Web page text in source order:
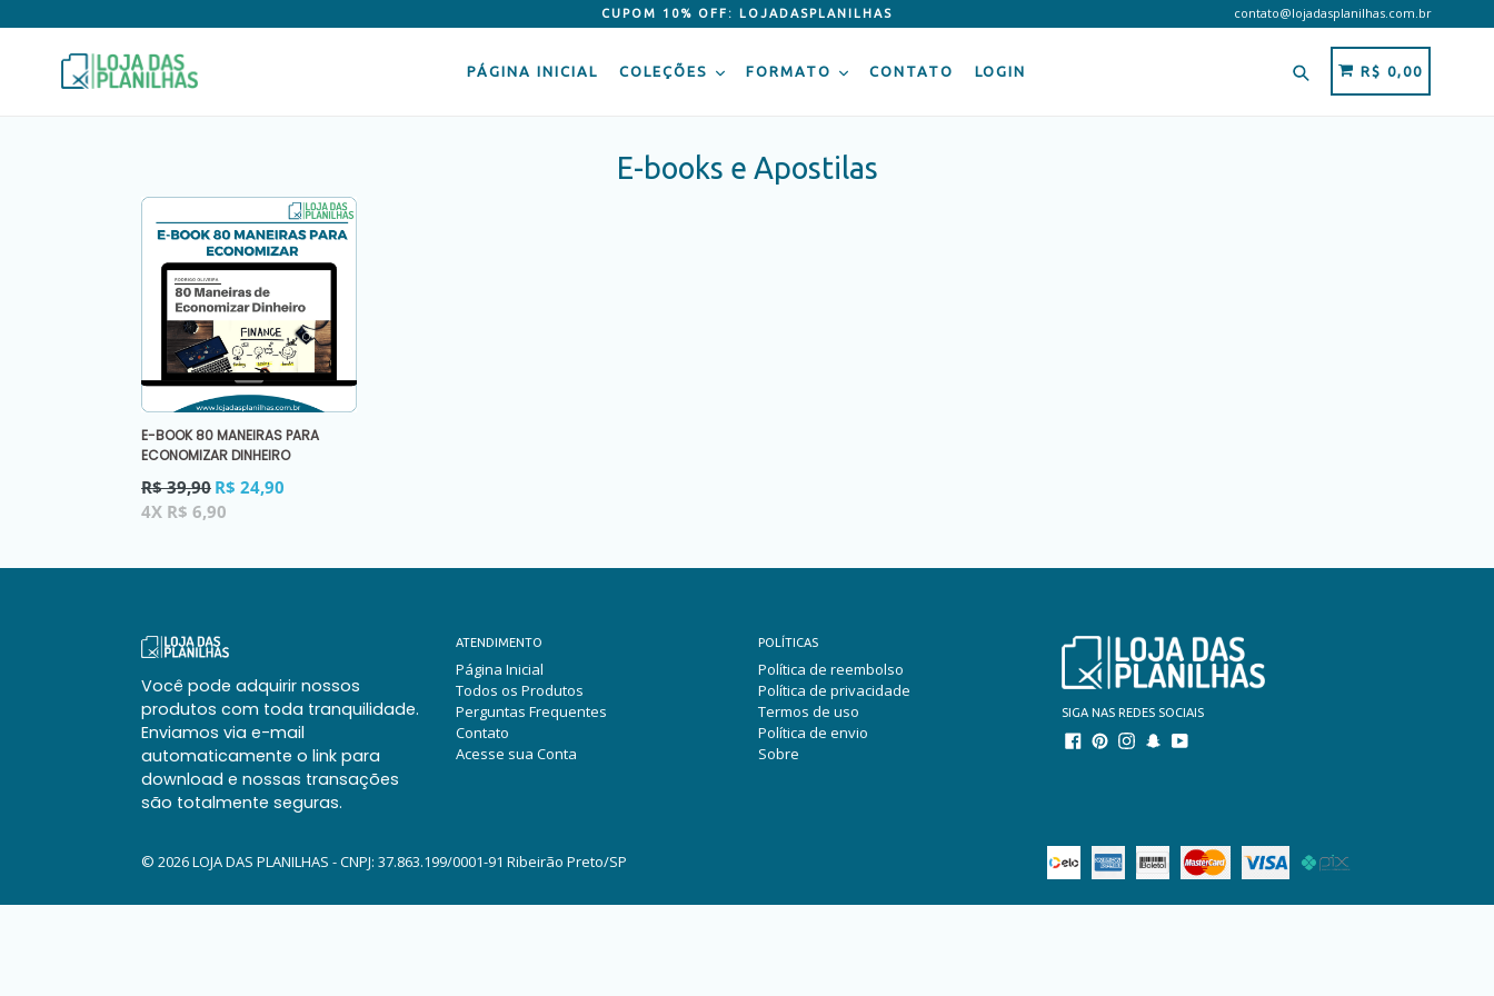
para
CUPOM 10% OFF: LOJADASPLANILHAS contato@lojadasplanilhas.com.br
PÁGINA INICIAL COLEÇÕES FORMATO CONTATO LOGIN PesquisarCARRINHO
CARRINHO
R$ 0,00
E-books e Apostilas
E-BOOK 80 MANEIRAS PARA
ECONOMIZAR DINHEIRO
Preço
normal
R$ 39,90 R$ 24,90
4X R$ 6,90
Você pode adquirir nossos
produtos com toda tranquilidade.
Enviamos via e-mail
automaticamente o link para
download e nossas transações
são totalmente seguras.
ATENDIMENTO
Página Inicial
Todos os Produtos
Perguntas Frequentes
Contato
Acesse sua Conta
POLÍTICAS
Política de reembolso
Política de privacidade
Termos de uso
Política de envio
Sobre
SIGA NAS REDES SOCIAIS
Facebook
PinterestInstagramSnapchat
YouTube
© 2026LOJA DAS PLANILHAS - CNPJ: 37.863.199/0001-91 Ribeirão Preto/SP